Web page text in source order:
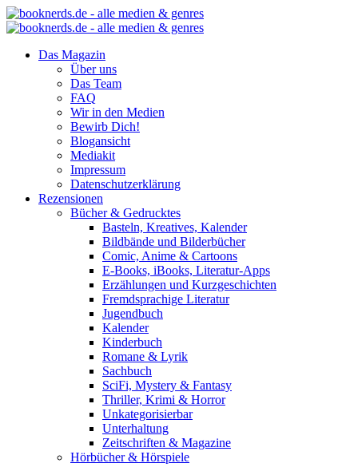
Das Magazin
Über uns
Das Team
FAQ
Wir in den Medien
Bewirb Dich!
Blogansicht
Mediakit
Impressum
Datenschutzerklärung
Rezensionen
Bücher & Gedrucktes
Basteln, Kreatives, Kalender
Bildbände und Bilderbücher
Comic, Anime & Cartoons
E-Books, iBooks, Literatur-Apps
Erzählungen und Kurzgeschichten
Fremdsprachige Literatur
Jugendbuch
Kalender
Kinderbuch
Romane & Lyrik
Sachbuch
SciFi, Mystery & Fantasy
Thriller, Krimi & Horror
Unkategorisierbar
Unterhaltung
Zeitschriften & Magazine
Hörbücher & Hörspiele